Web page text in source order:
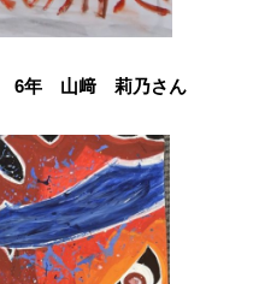
6年 山﨑 莉乃さん